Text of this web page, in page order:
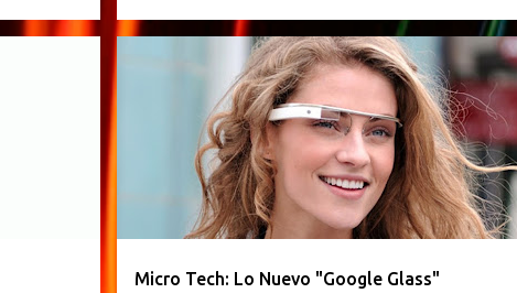
Micro Tech: Lo Nuevo "Google Glass"